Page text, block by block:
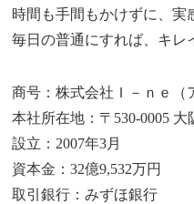
時間も手間もかけずに、実
毎日の普通にすれば、キレ
商号：株式会社Ｉ－ｎｅ（
本社所在地：〒530-0005
設立：2007年3月
資本金：32億9,532万円
取引銀行：みずほ銀行